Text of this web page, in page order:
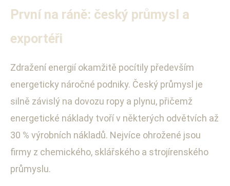
První na ráně: český průmysl a
exportéři
Zdražení energií okamžitě pocítily především
energeticky náročné podniky. Český průmysl je
silně závislý na dovozu ropy a plynu, přičemž
energetické náklady tvoří v některých odvětvích až
30 % výrobních nákladů. Nejvíce ohrožené jsou
firmy z chemického, sklářského a strojírenského
průmyslu.